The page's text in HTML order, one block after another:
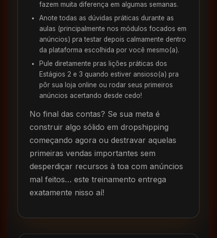
fazem muita diferença em algumas semanas.
Anote todas as dúvidas práticas durante as
aulas (principalmente nos módulos focados em
anúncios) pra testar depois calmamente dentro
da plataforma escolhida por você mesmo(a).
Pule diretamente pras lições práticas dos
Estágios 2 e 3 quando estiver ansioso(a) pra
pôr sua loja online ou rodar seus primeiros
anúncios acertando desde cedo!
No final das contas? Se sua meta é
construir algo sólido em dropshipping
começando agora ou destravar aquelas
primeiras vendas importantes sem
desperdiçar recursos à toa com anúncios
mal feitos… este treinamento entrega
exatamente nisso aí!